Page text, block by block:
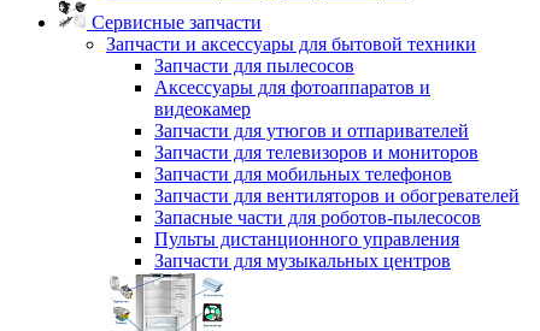
Сервисные запчасти
Запчасти и аксессуары для бытовой техники
Запчасти для пылесосов
Аксессуары для фотоаппаратов и
видеокамер
Запчасти для утюгов и отпаривателей
Запчасти для телевизоров и мониторов
Запчасти для мобильных телефонов
Запчасти для вентиляторов и обогревателей
Запасные части для роботов-пылесосов
Пульты дистанционного управления
Запчасти для музыкальных центров